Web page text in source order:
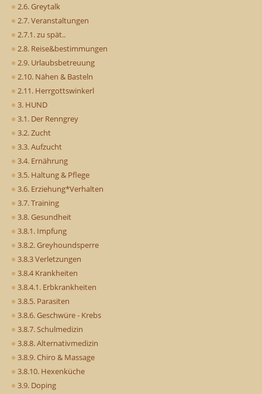
2.6. Greytalk
2.7. Veranstaltungen
2.7.1. zu spät..
2.8. Reise&bestimmungen
2.9. Urlaubsbetreuung
2.10. Nähen & Basteln
2.11. Herrgottswinkerl
3. HUND
3.1. Der Renngrey
3.2. Zucht
3.3. Aufzucht
3.4. Ernährung
3.5. Haltung & Pflege
3.6. Erziehung*Verhalten
3.7. Training
3.8. Gesundheit
3.8.1. Impfung
3.8.2. Greyhoundsperre
3.8.3 Verletzungen
3.8.4 Krankheiten
3.8.4.1. Erbkrankheiten
3.8.5. Parasiten
3.8.6. Geschwüre - Krebs
3.8.7. Schulmedizin
3.8.8. Alternativmedizin
3.8.9. Chiro & Massage
3.8.10. Hexenküche
3.9. Doping